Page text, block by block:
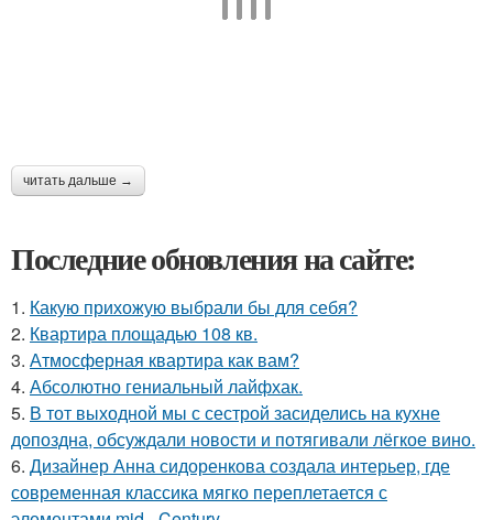
читать дальше →
Последние обновления на сайте:
1. Какую прихожую выбрали бы для себя?
2. Квартира площадью 108 кв.
3. Атмосферная квартира как вам?
4. Абсолютно гениальный лайфхак.
5. В тот выходной мы с сестрой засиделись на кухне
допоздна, обсуждали новости и потягивали лёгкое вино.
6. Дизайнер Анна сидоренкова создала интерьер, где
современная классика мягко переплетается с